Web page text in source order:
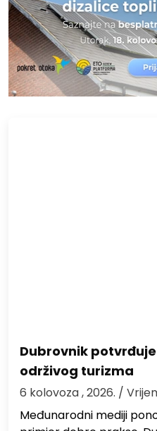
Dubrovnik
održivog turizma
6 kolovoza , 2026. /
Međunarodni mediji